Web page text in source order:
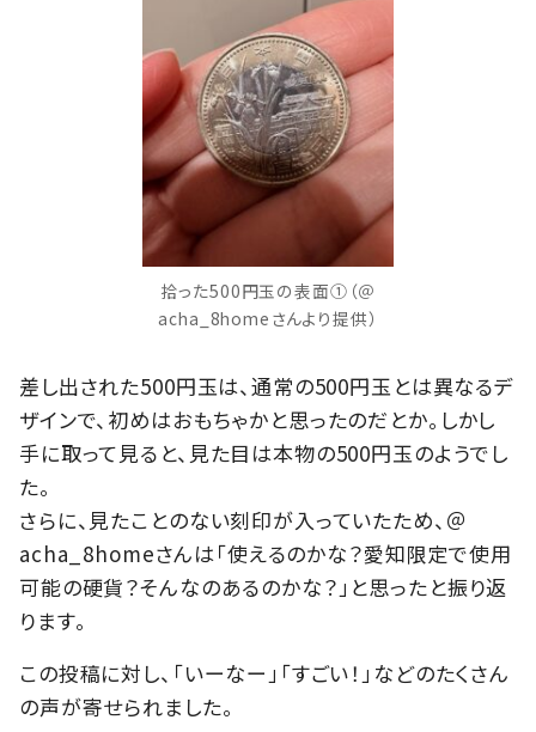
拾った500円玉の表面①（＠
acha_8homeさんより提供）
差し出された500円玉は、通常の500円玉とは異なるデ
ザインで、初めはおもちゃかと思ったのだとか。しかし
手に取って見ると、見た目は本物の500円玉のようでし
た。
さらに、見たことのない刻印が入っていたため、＠
acha_8homeさんは「使えるのかな？愛知限定で使用
可能の硬貨？そんなのあるのかな？」と思ったと振り返
ります。
この投稿に対し、「いーなー」「すごい！」などのたくさん
の声が寄せられました。